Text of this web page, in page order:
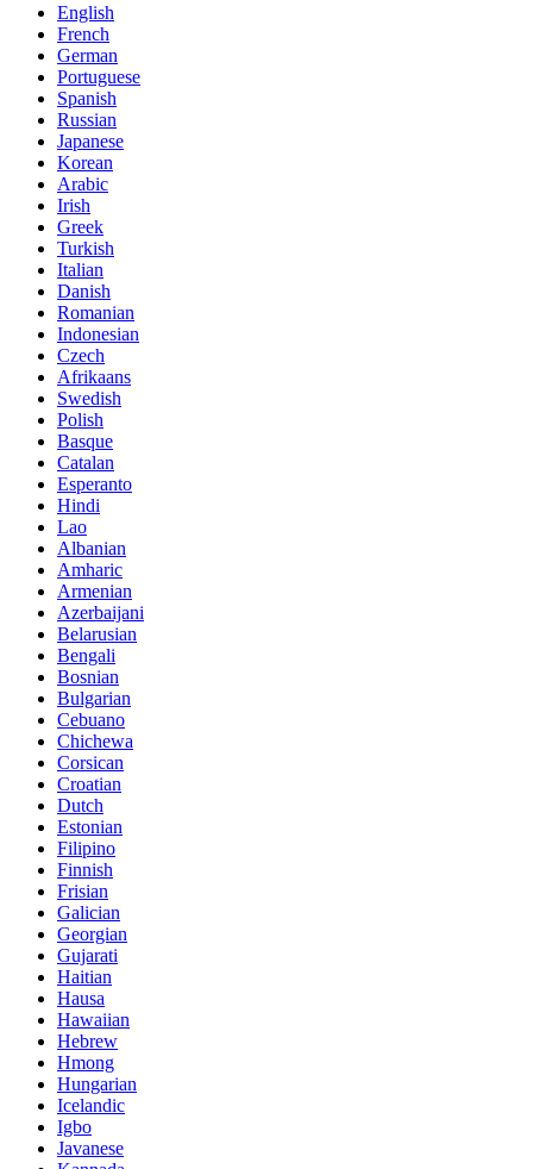
English
French
German
Portuguese
Spanish
Russian
Japanese
Korean
Arabic
Irish
Greek
Turkish
Italian
Danish
Romanian
Indonesian
Czech
Afrikaans
Swedish
Polish
Basque
Catalan
Esperanto
Hindi
Lao
Albanian
Amharic
Armenian
Azerbaijani
Belarusian
Bengali
Bosnian
Bulgarian
Cebuano
Chichewa
Corsican
Croatian
Dutch
Estonian
Filipino
Finnish
Frisian
Galician
Georgian
Gujarati
Haitian
Hausa
Hawaiian
Hebrew
Hmong
Hungarian
Icelandic
Igbo
Javanese